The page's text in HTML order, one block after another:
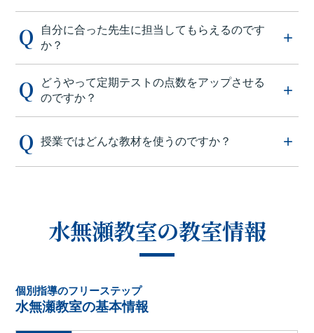
自分に合った先生に担当してもらえるのです
か？
どうやって定期テストの点数をアップさせる
のですか？
授業ではどんな教材を使うのですか？
水無瀬教室の教室情報
個別指導のフリーステップ
水無瀬教室の基本情報